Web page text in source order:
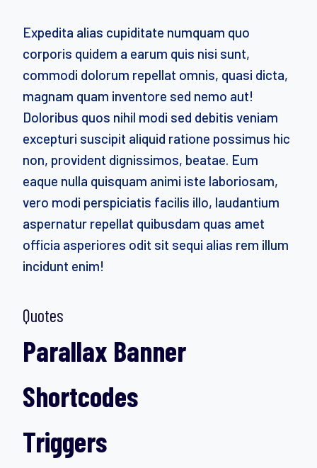
Expedita alias cupiditate numquam quo
corporis quidem a earum quis nisi sunt,
commodi dolorum repellat omnis, quasi dicta,
magnam quam inventore sed nemo aut!
Doloribus quos nihil modi sed debitis veniam
excepturi suscipit aliquid ratione possimus hic
non, provident dignissimos, beatae. Eum
eaque nulla quisquam animi iste laboriosam,
vero modi perspiciatis facilis illo, laudantium
aspernatur repellat quibusdam quas amet
officia asperiores odit sit sequi alias rem illum
incidunt enim!
Quotes
Parallax Banner
Shortcodes
Triggers